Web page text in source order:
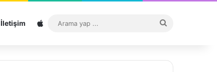
İletişim Sitemap
...